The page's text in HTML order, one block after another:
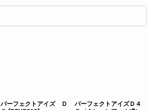
パーフェクトアイズ Ｄ
パーフェクトアイズＤ４